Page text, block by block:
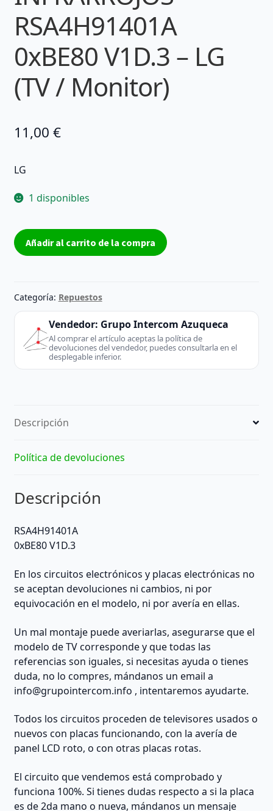
RSA4H91401A
0xBE80 V1D.3 – LG
(TV / Monitor)
11,00 €
LG
1 disponibles
INFRARROJOS
RSA4H91401A
-
LG
Monitor)
cantidad
Añadir al carrito de la compra
Categoría: Repuestos
Vendedor: Grupo Intercom Azuqueca
Al comprar el artículo aceptas la política de
devoluciones del vendedor, puedes consultarla en el
desplegable inferior.
Descripción
Política de devoluciones
Descripción
RSA4H91401A
0xBE80 V1D.3
En los circuitos electrónicos y placas electrónicas no
se aceptan devoluciones ni cambios, ni por
equivocación en el modelo, ni por avería en ellas.
Un mal montaje puede averiarlas, asegurarse que el
modelo de TV corresponde y que todas las
referencias son iguales, si necesitas ayuda o tienes
duda, no lo compres, mándanos un email a
info@grupointercom.info , intentaremos ayudarte.
Todos los circuitos proceden de televisores usados o
nuevos con placas funcionando, con la avería de
panel LCD roto, o con otras placas rotas.
El circuito que vendemos está comprobado y
funciona 100%. Si tienes dudas respecto a si la placa
es de 2da mano o nueva, mándanos un mensaje